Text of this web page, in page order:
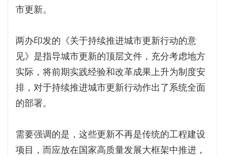
市更新。
两办印发的《关于持续推进城市更新行动的意
见》是指导城市更新的顶层文件，充分考虑地方
实际，将前期实践经验和改革成果上升为制度安
排，对于持续推进城市更新行动作出了系统全面
的部署。
需要强调的是，这些更新不再是传统的工程建设
项目，而应放在国家高质量发展大框架中推进，